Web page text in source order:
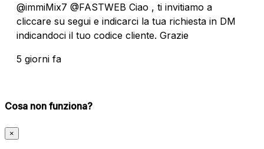
@immiMix7 @FASTWEB Ciao , ti invitiamo a
cliccare su segui e indicarci la tua richiesta in DM
indicandoci il tuo codice cliente. Grazie
5 giorni fa
Cosa non funziona?
×